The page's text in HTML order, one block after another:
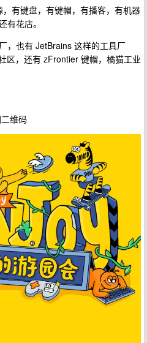
有键盘，有键帽，有播客，有机器
有花店。
，也有 JetBrains 这样的工具厂
区，还有 zFrontier 键帽，橘猫工业
维码